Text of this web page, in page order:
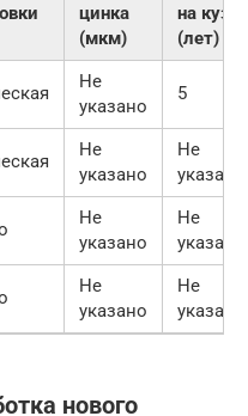
цинка
(мкм)
на кузов
(лет)
Не
указано
5
Не
указано
Не
указано
Не
указано
Не
указано
Не
указано
Не
указано
нового